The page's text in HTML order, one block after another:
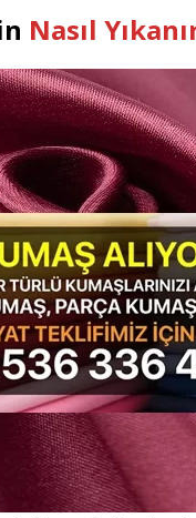
Nasıl